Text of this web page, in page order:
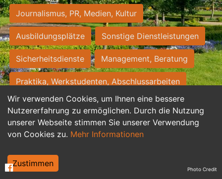
Wir verwenden Cookies, um Ihnen eine bessere
Nutzererfahrung zu ermöglichen. Durch die Nutzung
unserer Webseite stimmen Sie unserer Verwendung
von Cookies zu. Mehr Informationen
Zustimmen
Journalismus, PR, Medien, Kultur
Ausbildungsplätze Sonstige Dienstleistungen
Sicherheitsdienste Management, Beratung
Praktika, Werkstudenten, Abschlussarbeiten
Personalwesen Assistenz, Sekretariat
Hilfskräfte, Aushilfs- und Nebenjobs
Weiterbildung, Studium, duale Ausbildung Photo Credit